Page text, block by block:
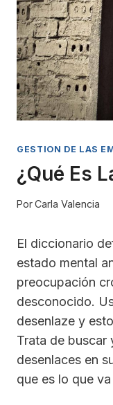
GESTION DE LAS
¿Qué Es
PorCarla Valencia
El diccionario
estado mental
preocupación
desconocido.
desenlaze y
Trata de buscar
desenlaces en
que es lo que